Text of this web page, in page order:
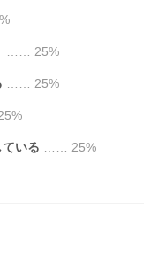
…… 25%
…… 25%
いる …… 25%